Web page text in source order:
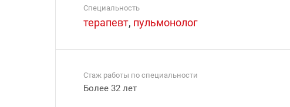
Специальность
терапевт, пульмонолог
Стаж работы по специальности
Более 32 лет